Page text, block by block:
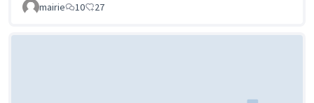
mairie
10 27